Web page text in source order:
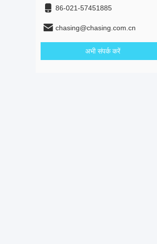
86-021-57451885
chasing@chasing.com.cn
अभी संपर्क करें